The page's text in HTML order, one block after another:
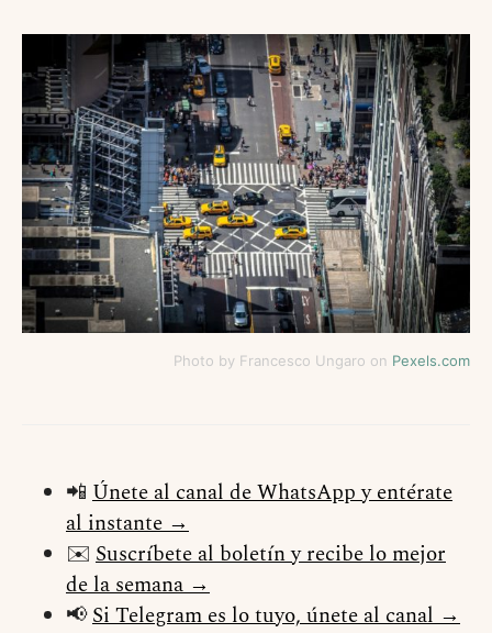
Photo by Francesco Ungaro on Pexels.com
📲 Únete al canal de WhatsApp y entérate
al instante →
✉️ Suscríbete al boletín y recibe lo mejor
de la semana →
📢Si Telegram es lo tuyo, únete al canal →